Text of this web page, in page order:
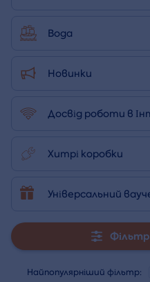
Вода
Новинки
Досвід роботи в
Хитрі коробки
Універсальний
Найпопулярніший фільтр: